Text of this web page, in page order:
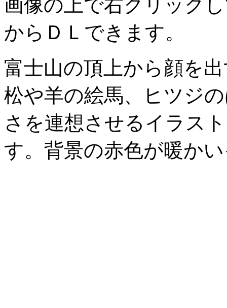
画像の上で右クリック
からＤＬできます。
富士山の頂上から顔を
松や羊の絵馬、ヒツジ
さを連想させるイラス
す。背景の赤色が暖か